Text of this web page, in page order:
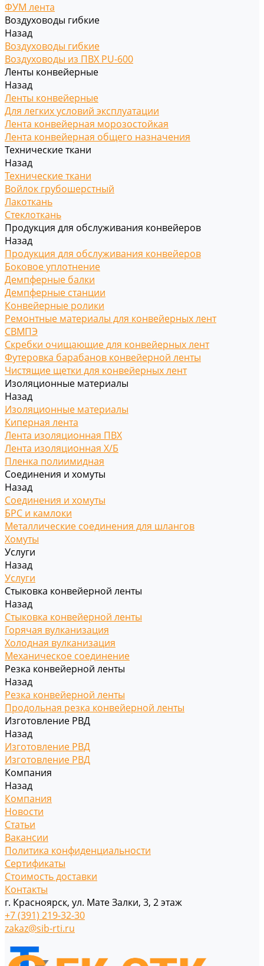
ФУМ лента
Воздуховоды гибкие
Назад
Воздуховоды гибкие
Воздуховоды из ПВХ PU-600
Ленты конвейерные
Назад
Ленты конвейерные
Для легких условий эксплуатации
Лента конвейерная морозостойкая
Лента конвейерная общего назначения
Технические ткани
Назад
Технические ткани
Войлок грубошерстный
Лакоткань
Стеклоткань
Продукция для обслуживания конвейеров
Назад
Продукция для обслуживания конвейеров
Боковое уплотнение
Демпферные балки
Демпферные станции
Конвейерные ролики
Ремонтные материалы для конвейерных лент
СВМПЭ
Скребки очищающие для конвейерных лент
Футеровка барабанов конвейерной ленты
Чистящие щетки для конвейерных лент
Изоляционные материалы
Назад
Изоляционные материалы
Киперная лента
Лента изоляционная ПВХ
Лента изоляционная Х/Б
Пленка полиимидная
Соединения и хомуты
Назад
Соединения и хомуты
БРС и камлоки
Металлические соединения для шлангов
Хомуты
Услуги
Назад
Услуги
Стыковка конвейерной ленты
Назад
Стыковка конвейерной ленты
Горячая вулканизация
Холодная вулканизация
Механическое соединение
Резка конвейерной ленты
Назад
Резка конвейерной ленты
Продольная резка конвейерной ленты
Изготовление РВД
Назад
Изготовление РВД
Изготовление РВД
Компания
Назад
Компания
Новости
Статьи
Вакансии
Политика конфиденциальности
Сертификаты
Стоимость доставки
Контакты
г. Красноярск, ул. Мате Залки, 3, 2 этаж
+7 (391) 219-32-30
zakaz@sib-rti.ru